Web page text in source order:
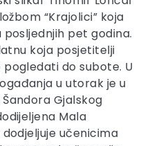
“Krajolici” koja
pet godina.
koja posjetitelji
do subote. U
u utorak je u
Gjalskog
Mala
učenicima